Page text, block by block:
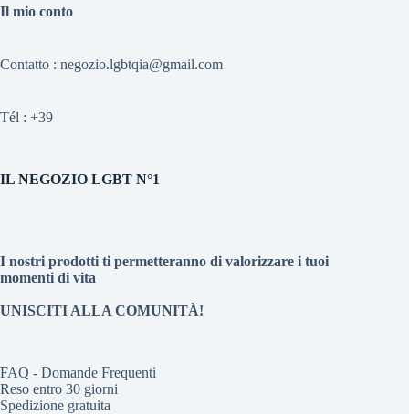
Il mio conto
Contatto : negozio.lgbtqia@gmail.com
Tél : +39
IL NEGOZIO LGBT N°1
I nostri prodotti ti permetteranno di valorizzare i tuoi
momenti di vita
UNISCITI ALLA COMUNITÀ!
FAQ - Domande Frequenti
Reso entro 30 giorni
Spedizione gratuita